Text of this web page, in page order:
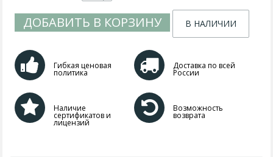
ДОБАВИТЬ В КОРЗИНУ В НАЛИЧИИ
Гибкая ценовая
политика
Доставка по всей
России
Наличие
сертификатов и
лицензий
Возможность
возврата